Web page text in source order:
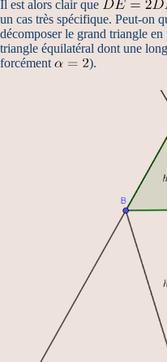
Il est alors clair que
un cas très spécifique. Peut-on
décomposer le grand triangle
triangle équilatéral dont une
forcément
).